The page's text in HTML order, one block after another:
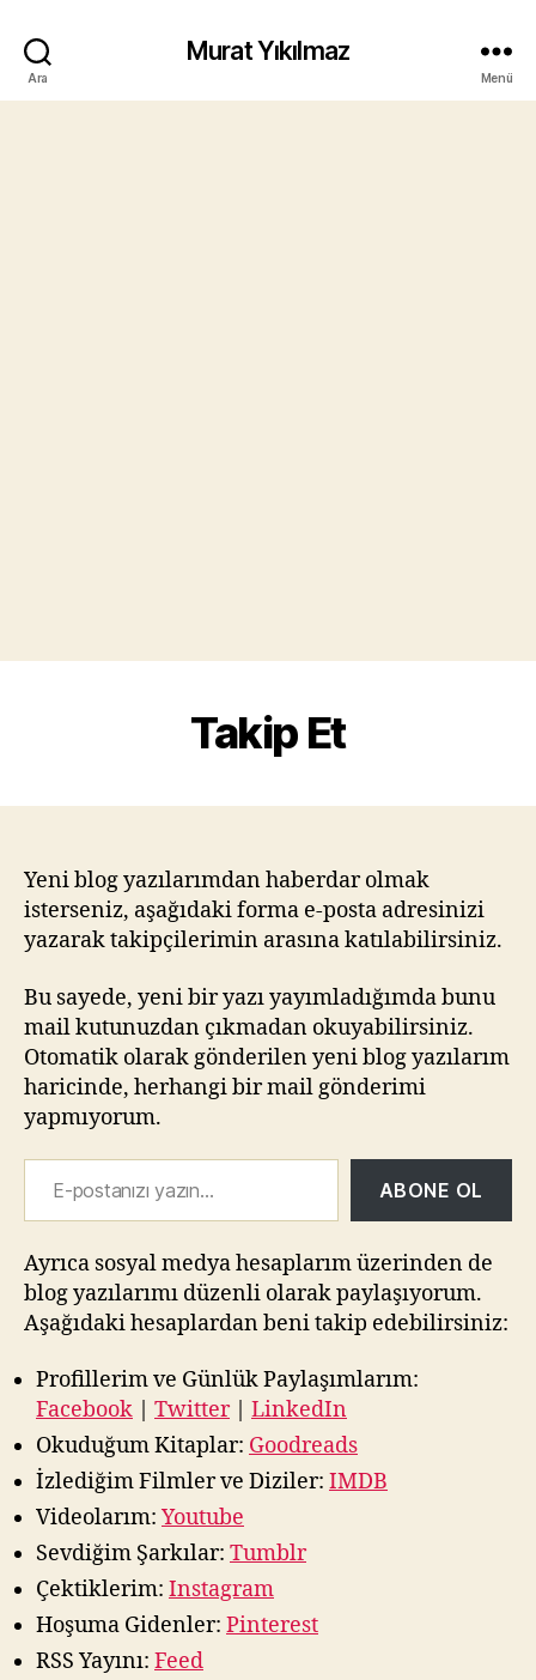
Ara
Murat Yıkılmaz
Menü
Takip Et
Yeni blog yazılarımdan haberdar olmak
isterseniz, aşağıdaki forma e-posta adresinizi
yazarak takipçilerimin arasına katılabilirsiniz.
Bu sayede, yeni bir yazı yayımladığımda bunu
mail kutunuzdan çıkmadan okuyabilirsiniz.
Otomatik olarak gönderilen yeni blog yazılarım
haricinde, herhangi bir mail gönderimi
yapmıyorum.
E-postanızı yazın…
ABONE OL
Ayrıca sosyal medya hesaplarım üzerinden de
blog yazılarımı düzenli olarak paylaşıyorum.
Aşağıdaki hesaplardan beni takip edebilirsiniz:
Profillerim ve Günlük Paylaşımlarım:
Facebook
Twitter| LinkedIn
Okuduğum Kitaplar: Goodreads
İzlediğim Filmler ve Diziler: IMDB
Videolarım: Youtube
Sevdiğim Şarkılar: Tumblr
Çektiklerim: Instagram
Hoşuma Gidenler: Pinterest
RSS Yayını: Feed